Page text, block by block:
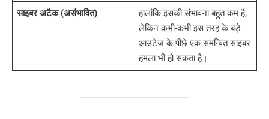
साइबर अटैक (असंभावित)
हालांकि इसकी संभावना बहुत कम है,
लेकिन कभी-कभी इस तरह के बड़े
आउटेज के पीछे एक समन्वित साइबर
हमला भी हो सकता है।